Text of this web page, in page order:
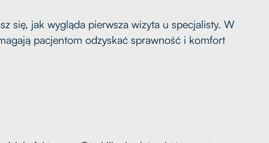
się, jak wygląda pierwsza wizyta u specjalisty. W
pacjentom odzyskać sprawność i komfort